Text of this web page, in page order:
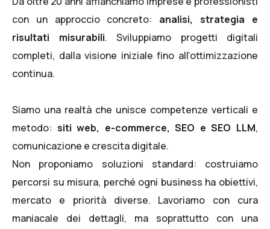
con un approccio concreto: analisi, strategia e
risultati misurabili. Sviluppiamo progetti digitali
completi, dalla visione iniziale fino all’ottimizzazione
continua.
Siamo una realtà che unisce competenze verticali e
metodo: siti web, e-commerce, SEO e SEO LLM,
comunicazione e crescita digitale.
Non proponiamo soluzioni standard: costruiamo
percorsi su misura, perché ogni business ha obiettivi,
mercato e priorità diverse. Lavoriamo con cura
maniacale dei dettagli, ma soprattutto con una